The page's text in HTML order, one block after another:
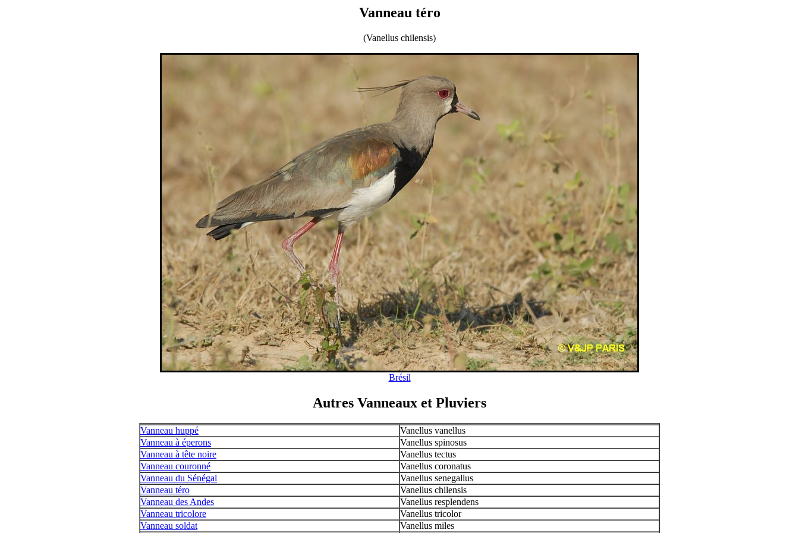
Vanneau téro
(Vanellus chilensis)
Brésil
Autres Vanneaux et Pluviers
Vanneau huppé
Vanellus vanellus
Vanneau à éperons
Vanellus spinosus
Vanneau à tête noire
Vanellus tectus
Vanneau couronné
Vanellus coronatus
Vanneau du Sénégal
Vanellus senegallus
Vanneau téro
Vanellus chilensis
Vanneau des Andes
Vanellus resplendens
Vanneau tricolore
Vanellus tricolor
Vanneau soldat
Vanellus miles